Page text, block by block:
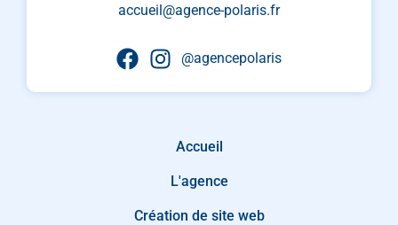
accueil@agence-polaris.fr
@agencepolaris
Accueil
L'agence
Création de site web